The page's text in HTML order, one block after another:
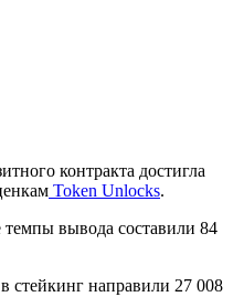
контракта достигла
Token Unlocks.
вывода составили 84
стейкинг направили 27 008